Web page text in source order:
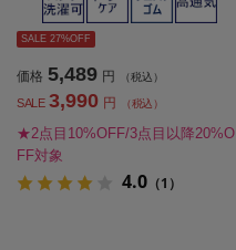
SALE 27%OFF
価格 5,489 円 （税込）
SALE 3,990 円 （税込）
★2点目10%OFF/3点目以降20%O
FF対象
4.0 （1）